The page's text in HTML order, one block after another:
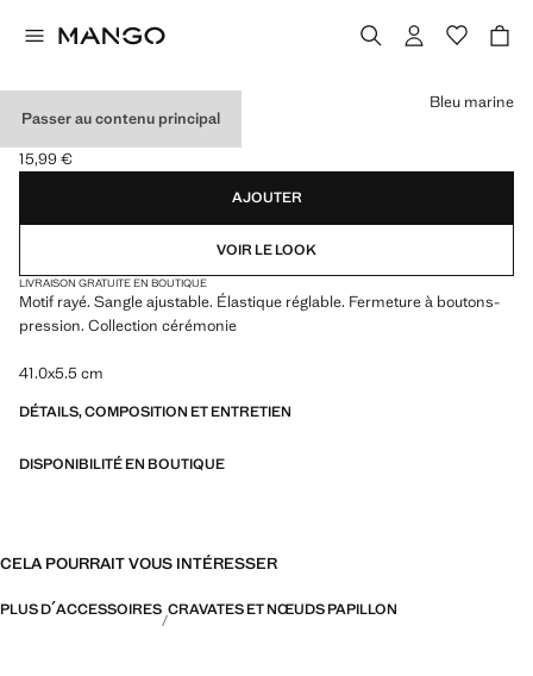
Passer au contenu principal
CRAVATE À RAYURES
Prix actuel [15,99 € ]
15,99 €
Choisissez une couleur
Bleu marine
AJOUTER
VOIR LE LOOK
LIVRAISON GRATUITE EN BOUTIQUE
Motif rayé. Sangle ajustable. Élastique réglable. Fermeture à boutons-
pression. Collection cérémonie
41.0x5.5 cm
DÉTAILS, COMPOSITION ET ENTRETIEN
DISPONIBILITÉ EN BOUTIQUE
CELA POURRAIT VOUS INTÉRESSER
PLUS D´ACCESSOIRES CRAVATES ET NŒUDS PAPILLON